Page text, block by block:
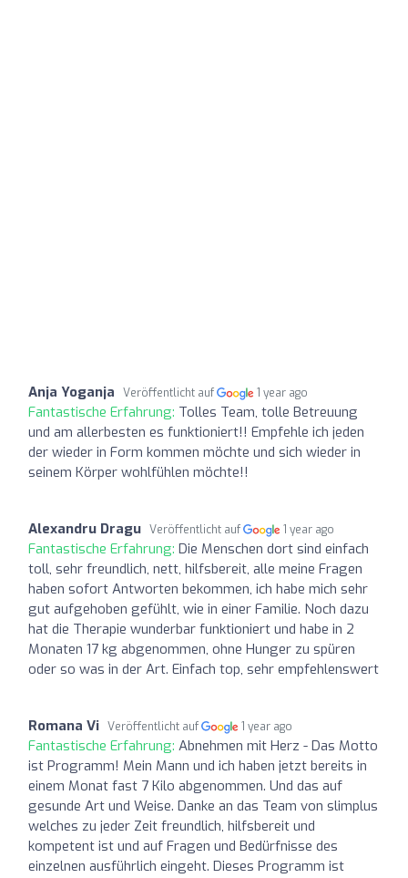
Anja Yoganja Veröffentlicht auf 1 year ago
Fantastische Erfahrung: Tolles Team, tolle Betreuung
und am allerbesten es funktioniert!! Empfehle ich jeden
der wieder in Form kommen möchte und sich wieder in
seinem Körper wohlfühlen möchte!!
Alexandru Dragu Veröffentlicht auf 1 year ago
Fantastische Erfahrung: Die Menschen dort sind einfach
toll, sehr freundlich, nett, hilfsbereit, alle meine Fragen
haben sofort Antworten bekommen, ich habe mich sehr
gut aufgehoben gefühlt, wie in einer Familie. Noch dazu
hat die Therapie wunderbar funktioniert und habe in 2
Monaten 17 kg abgenommen, ohne Hunger zu spüren
oder so was in der Art. Einfach top, sehr empfehlenswert
Romana Vi Veröffentlicht auf 1 year ago
Fantastische Erfahrung: Abnehmen mit Herz - Das Motto
ist Programm! Mein Mann und ich haben jetzt bereits in
einem Monat fast 7 Kilo abgenommen. Und das auf
gesunde Art und Weise. Danke an das Team von slimplus
welches zu jeder Zeit freundlich, hilfsbereit und
kompetent ist und auf Fragen und Bedürfnisse des
einzelnen ausführlich eingeht. Dieses Programm ist